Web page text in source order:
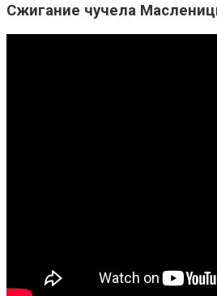
Сжигание чучела